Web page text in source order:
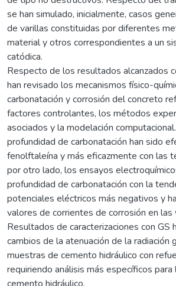
se han simulado, inicialmente, casos
de varillas constituidas por diferentes
material y otros correspondientes a un
catódica.
Respecto de los resultados alcanzados
han revisado los mecanismos físico-
carbonatación y corrosión del concreto
factores controlantes, los métodos
asociados y la modelación
profundidad de carbonatación han sido
fenolftaleína y más eficazmente con las
por otro lado, los ensayos
profundidad de carbonatación con la
potenciales eléctricos más negativos y
valores de corrientes de corrosión en las
Resultados de caracterizaciones con GS
cambios de la atenuación de la radiación
muestras de cemento hidráulico con
requiriendo análisis más específicos